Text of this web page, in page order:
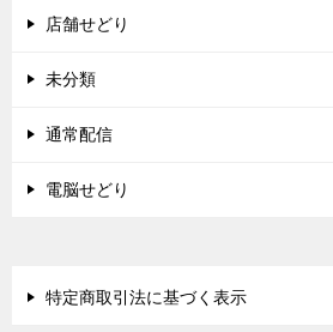
店舗せどり
未分類
通常配信
電脳せどり
特定商取引法に基づく表示